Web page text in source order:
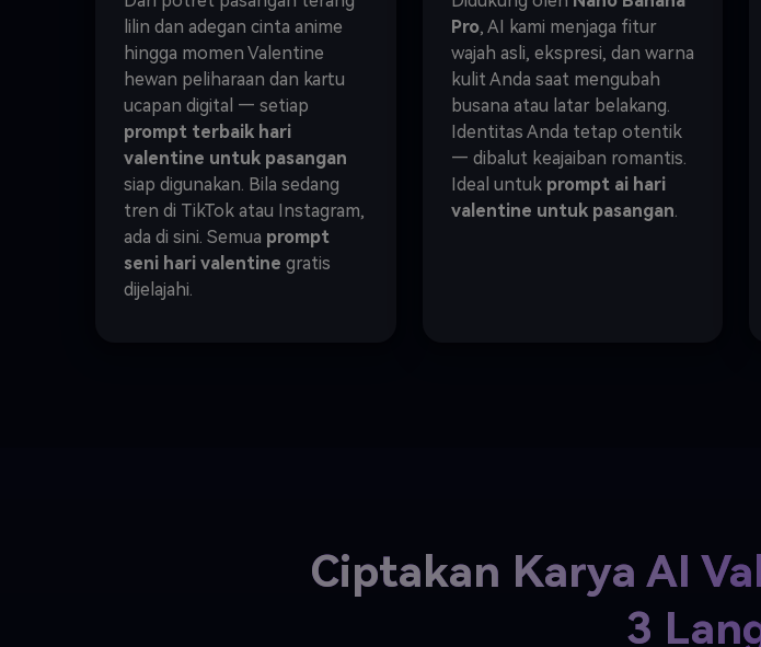
lilin dan adegan cinta anime
hingga momen Valentine
hewan peliharaan dan kartu
ucapan digital — setiap
prompt terbaik hari
valentine untuk pasangan
siap digunakan. Bila sedang
tren di TikTok atau Instagram,
ada di sini. Semua prompt
seni hari valentine gratis
dijelajahi.
Pro, AI kami menjaga fitur
wajah asli, ekspresi, dan warna
kulit Anda saat mengubah
busana atau latar belakang.
Identitas Anda tetap otentik
— dibalut keajaiban romantis.
Ideal untuk prompt ai hari
valentine untuk pasangan.
Ciptakan Karya AI
3